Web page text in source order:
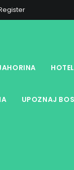
UPOZNAJ